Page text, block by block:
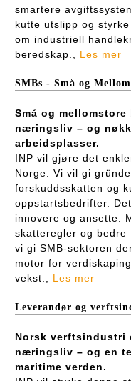
smartere
kutte utslipp og
om industriell
beredskap., Les mer
SMBs - Små og
Små og
næringsliv – og
arbeidsplasser.
INP vil gjøre det
Norge. Vi vil gi
forskuddsskatten og
oppstartsbedrifter.
innovere og ansette.
skatteregler og
vi gi SMB-sektoren
motor for
vekst., Les mer
Leverandør og
Norsk verftsindustri
næringsliv – og en
maritime verden.